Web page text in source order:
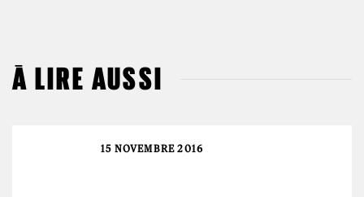
À LIRE AUSSI
15 NOVEMBRE 2016